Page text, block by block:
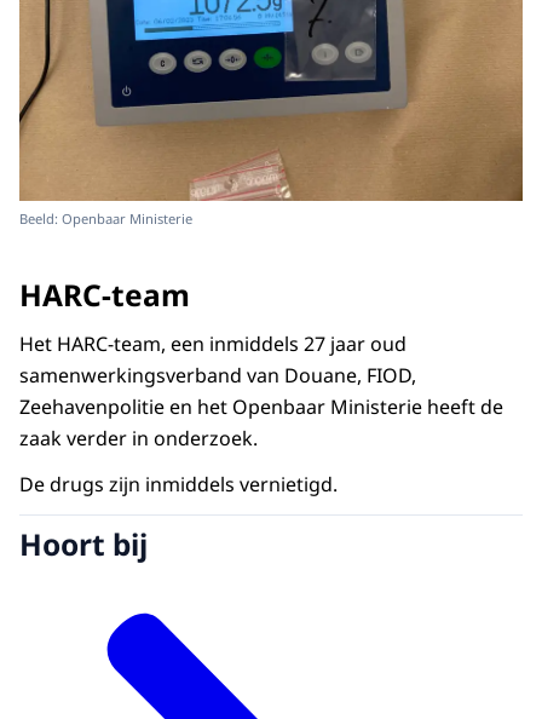
Beeld: Openbaar Ministerie
HARC-team
Het HARC-team, een inmiddels 27 jaar oud
samenwerkingsverband van Douane, FIOD,
Zeehavenpolitie en het Openbaar Ministerie heeft de
zaak verder in onderzoek.
De drugs zijn inmiddels vernietigd.
Hoort bij